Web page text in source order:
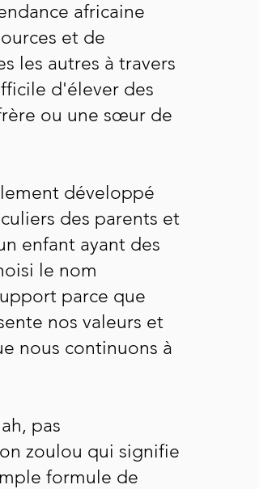
africaine
et de
les autres à travers
d'élever des
ou une sœur de
développé
des parents et
enfant ayant des
le nom
parce que
nos valeurs et
nous continuons à
pas
zoulou qui signifie
formule de